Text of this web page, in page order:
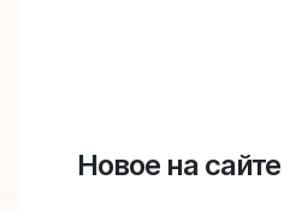
Новое на сайте